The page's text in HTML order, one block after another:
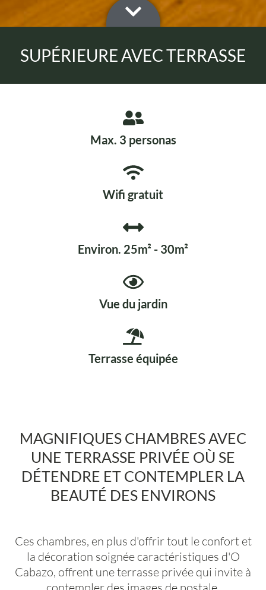
SUPÉRIEURE AVEC TERRASSE
Max. 3 personas
Wifi gratuit
Environ. 25m² - 30m²
Vue du jardin
Terrasse équipée
MAGNIFIQUES CHAMBRES AVEC
UNE TERRASSE PRIVÉE OÙ SE
DÉTENDRE ET CONTEMPLER LA
BEAUTÉ DES ENVIRONS
Ces chambres, en plus d'offrir tout le confort et
la décoration soignée caractéristiques d'O
Cabazo, offrent une terrasse privée qui invite à